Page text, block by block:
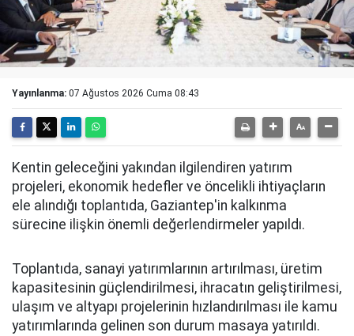
Yayınlanma: 07 Ağustos 2026 Cuma 08:43
Kentin geleceğini yakından ilgilendiren yatırım
projeleri, ekonomik hedefler ve öncelikli ihtiyaçların
ele alındığı toplantıda, Gaziantep'in kalkınma
sürecine ilişkin önemli değerlendirmeler yapıldı.
Toplantıda, sanayi yatırımlarının artırılması, üretim
kapasitesinin güçlendirilmesi, ihracatın geliştirilmesi,
ulaşım ve altyapı projelerinin hızlandırılması ile kamu
yatırımlarında gelinen son durum masaya yatırıldı.